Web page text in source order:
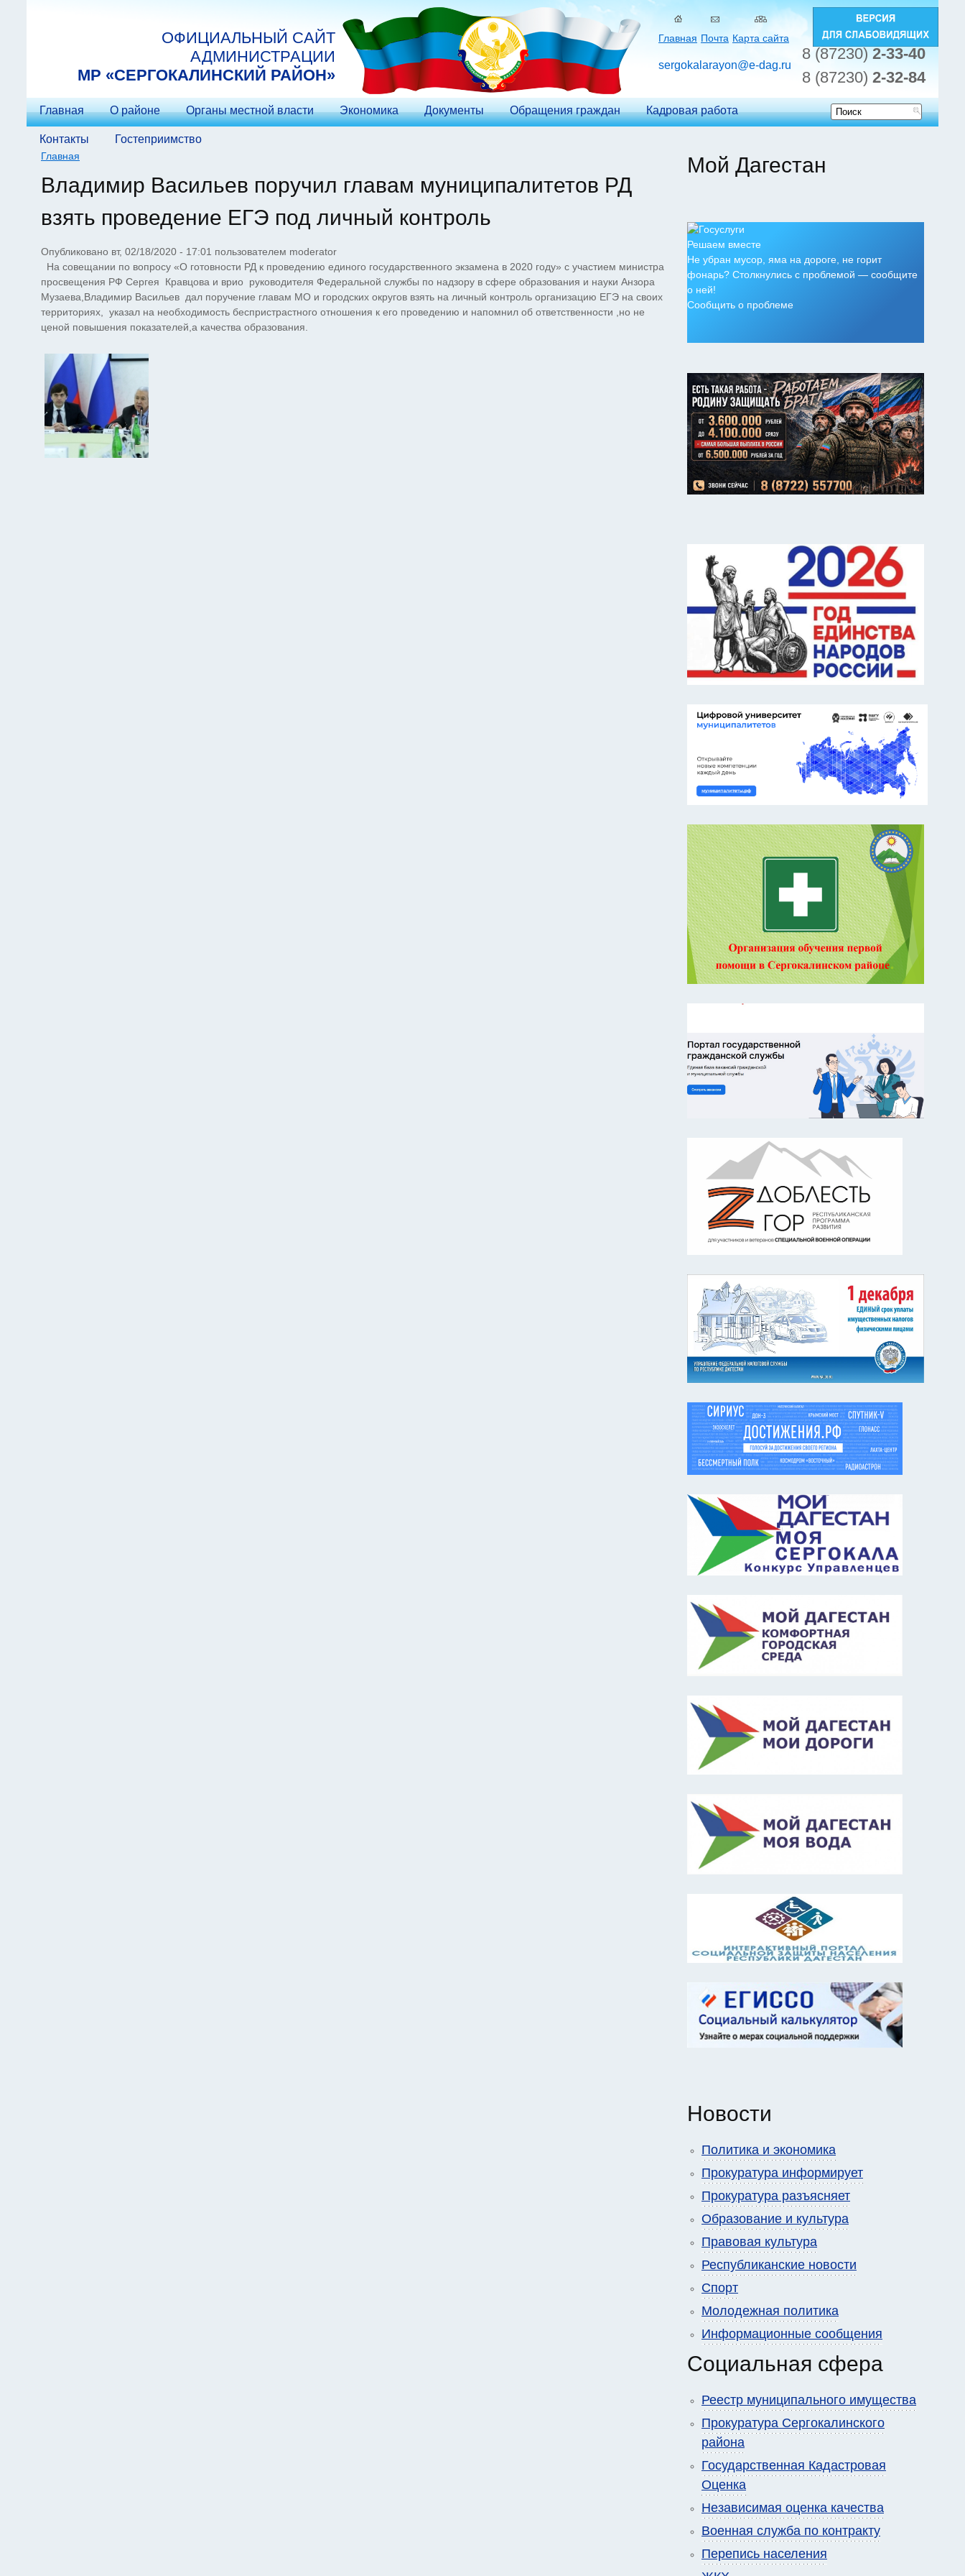
ОФИЦИАЛЬНЫЙ САЙТ
АДМИНИСТРАЦИИ
МP «СЕРГОКАЛИНСКИЙ РАЙОН»
Главная Почта Карта сайта
sergokalarayon@e-dag.ru
8 (87230) 2-33-40
8 (87230) 2-32-84
Главная О районе Органы местной власти Экономика Документы Обращения граждан Кадровая работа
Контакты Гостеприимство
Форма
Вы здесь
Главная
Владимир Васильев поручил главам муниципалитетов РД
взять проведение ЕГЭ под личный контроль
Опубликовано вт, 02/18/2020 - 17:01 пользователем moderator
На совещании по вопросу «О готовности РД к проведению единого государственного экзамена в 2020 году» с участием министра
просвещения РФ Сергея Кравцова и врио руководителя Федеральной службы по надзору в сфере образования и науки Анзора
Музаева,Владимир Васильев дал поручение главам МО и городских округов взять на личный контроль организацию ЕГЭ на своих
территориях, указал на необходимость беспристрастного отношения к его проведению и напомнил об ответственности ,но не
ценой повышения показателей,а качества образования.
Мой Дагестан
Решаем вместе
Не убран мусор, яма на дороге, не горит
фонарь? Столкнулись с проблемой — сообщите
о ней!
Сообщить о проблеме
Новости
Политика и экономика
Прокуратура информирует
Прокуратура разъясняет
Образование и культура
Правовая культура
Республиканские новости
Спорт
Молодежная политика
Информационные сообщения
Социальная сфера
Реестр муниципального имущества
Прокуратура Сергокалинского
района
Государственная Кадастровая
Оценка
Независимая оценка качества
Военная служба по контракту
Перепись населения